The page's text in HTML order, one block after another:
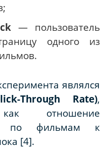
— пользователь
одного из
являлся
Through Rate),
как отношение
по фильмам к
[4].